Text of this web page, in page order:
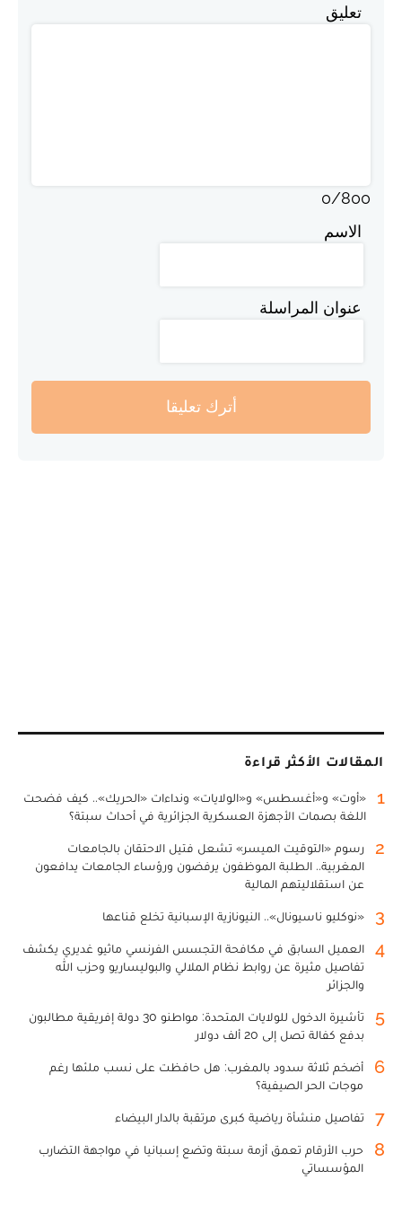
تعليق
0/800
الاسم
عنوان المراسلة
أترك تعليقا
المقالات الأكثر قراءة
1
«أوت» و«أغسطس» و«الولايات» ونداءات «الحريك».. كيف فضحت
اللغة بصمات الأجهزة العسكرية الجزائرية في أحداث سبتة؟
2
رسوم «التوقيت الميسر» تشعل فتيل الاحتقان بالجامعات
المغربية.. الطلبة الموظفون يرفضون ورؤساء الجامعات يدافعون
عن استقلاليتهم المالية
3 «نوكليو ناسيونال».. النيونازية الإسبانية تخلع قناعها
4
العميل السابق في مكافحة التجسس الفرنسي ماثيو غديري يكشف
تفاصيل مثيرة عن روابط نظام الملالي والبوليساريو وحزب الله
والجزائر
5
تأشيرة الدخول للولايات المتحدة: مواطنو 30 دولة إفريقية مطالبون
بدفع كفالة تصل إلى 20 ألف دولار
6
أضخم ثلاثة سدود بالمغرب: هل حافظت على نسب ملئها رغم
موجات الحر الصيفية؟
7 تفاصيل منشأة رياضية كبرى مرتقبة بالدار البيضاء
8
حرب الأرقام تعمق أزمة سبتة وتضع إسبانيا في مواجهة التضارب
المؤسساتي